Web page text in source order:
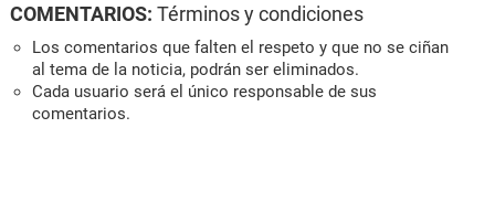
COMENTARIOS: Términos y condiciones
Los comentarios que falten el respeto y que no se ciñan
al tema de la noticia, podrán ser eliminados.
Cada usuario será el único responsable de sus
comentarios.